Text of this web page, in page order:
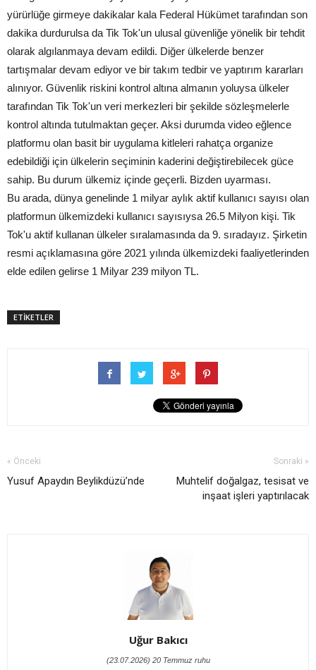
yürürlüğe girmeye dakikalar kala Federal Hükümet tarafından son
dakika durdurulsa da Tik Tok'un ulusal güvenliğe yönelik bir tehdit
olarak algılanmaya devam edildi. Diğer ülkelerde benzer
tartışmalar devam ediyor ve bir takım tedbir ve yaptırım kararları
alınıyor. Güvenlik riskini kontrol altına almanın yoluysa ülkeler
tarafından Tik Tok'un veri merkezleri bir şekilde sözleşmelerle
kontrol altında tutulmaktan geçer. Aksi durumda video eğlence
platformu olan basit bir uygulama kitleleri rahatça organize
edebildiği için ülkelerin seçiminin kaderini değiştirebilecek güce
sahip. Bu durum ülkemiz içinde geçerli. Bizden uyarması.
Bu arada, dünya genelinde 1 milyar aylık aktif kullanıcı sayısı olan
platformun ülkemizdeki kullanıcı sayısıysa 26.5 Milyon kişi. Tik
Tok'u aktif kullanan ülkeler sıralamasında da 9. sıradayız. Şirketin
resmi açıklamasına göre 2021 yılında ülkemizdeki faaliyetlerinden
elde edilen gelirse 1 Milyar 239 milyon TL.
ETİKETLER
« Önceki
Yusuf Apaydın Beylikdüzü’nde
Sonraki »
Muhtelif doğalgaz, tesisat ve
inşaat işleri yaptırılacak
Uğur Bakıcı
(23.07.2026) 20 Temmuz ruhu